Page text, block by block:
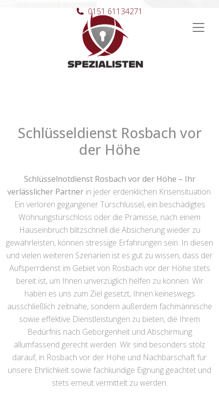
Hauptnavigation
0151 61134271
Schlüsseldienst Rosbach vor
der Höhe
Schlüsselnotdienst Rosbach vor der Höhe – Ihr
verlässlicher Partnerin jeder erdenklichen Krisensituation.
Ein verloren gegangener Türschlüssel, ein beschädigtes
Wohnungstürschloss oder die Prämisse, nach einem
Hauseinbruch blitzschnell die Absicherung wieder zu
gewährleisten, können stressige Erfahrungen sein. In diesen
und vielen weiteren Szenarien ist es gut zu wissen, dass der
Aufsperrdienst im Gebiet von Rosbach vor der Höhe stets
bereit ist, um Ihnen unverzüglich helfen zu können. Wir
haben es uns zum Ziel gesetzt, Ihnen keineswegs
ausschließlich zeitnahe, sondern außerdem fachmännische
sowie effektive Dienstleistungen zu bieten, die Ihrem
Bedürfnis nach Geborgenheit und Abschirmung
allumfassend gerecht werden. Wir sind besonders stolz
darauf, in Rosbach vor der Höhe und Nachbarschaft für
unsere Ehrlichkeit sowie fachkundige Eignung geachtet und
stets erneut vermittelt zu werden.